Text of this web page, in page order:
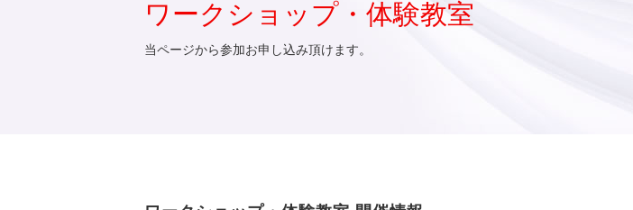
ワークショップ・体験教室
当ページから参加お申し込み頂けます。